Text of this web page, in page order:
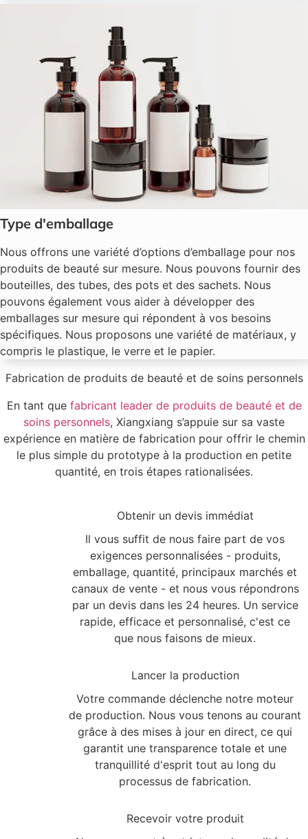
Type d'emballage
Nous offrons une variété d’options d’emballage pour nos
produits de beauté sur mesure. Nous pouvons fournir des
bouteilles, des tubes, des pots et des sachets. Nous
pouvons également vous aider à développer des
emballages sur mesure qui répondent à vos besoins
spécifiques. Nous proposons une variété de matériaux, y
compris le plastique, le verre et le papier.
Fabrication de produits de beauté et de soins personnels
En tant que fabricant leader de produits de beauté et de
soins personnels, Xiangxiang s’appuie sur sa vaste
expérience en matière de fabrication pour offrir le chemin
le plus simple du prototype à la production en petite
quantité, en trois étapes rationalisées.
Obtenir un devis immédiat
Il vous suffit de nous faire part de vos
exigences personnalisées - produits,
emballage, quantité, principaux marchés et
canaux de vente - et nous vous répondrons
par un devis dans les 24 heures. Un service
rapide, efficace et personnalisé, c'est ce
que nous faisons de mieux.
Lancer la production
Votre commande déclenche notre moteur
de production. Nous vous tenons au courant
grâce à des mises à jour en direct, ce qui
garantit une transparence totale et une
tranquillité d'esprit tout au long du
processus de fabrication.
Recevoir votre produit